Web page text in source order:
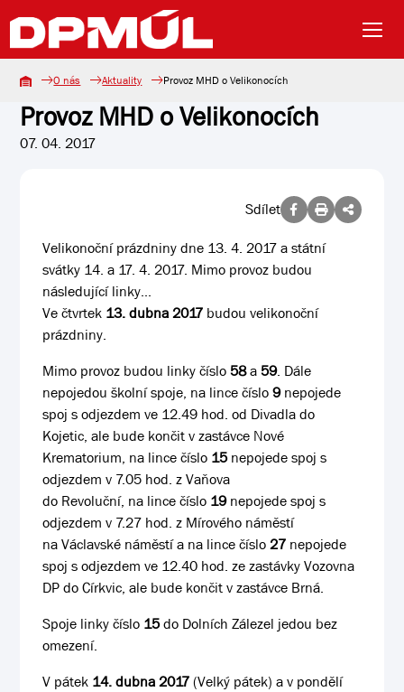
O nás Aktuality Provoz MHD o Velikonocích
Provoz MHD o Velikonocích
07. 04. 2017
Sdílet
Velikonoční prázdniny dne 13. 4. 2017 a státní
svátky 14. a 17. 4. 2017. Mimo provoz budou
následující linky...
Ve čtvrtek 13. dubna 2017 budou velikonoční
prázdniny.
Mimo provoz budou linky číslo58a59. Dále
nepojedou školní spoje, na lince číslo9nepojede
spoj s odjezdem ve 12.49 hod. od Divadla do
Kojetic, ale bude končit v zastávce Nové
Krematorium, na lince číslo 15nepojede spoj s
odjezdem v 7.05 hod. z Vaňova
do Revoluční, na lince číslo 19nepojede spoj s
odjezdem v 7.27 hod. z Mírového náměstí
na Václavské náměstí a na lince číslo27 nepojede
spoj s odjezdem ve 12.40 hod. ze zastávky Vozovna
DP do Církvic, ale bude končit v zastávce Brná.
Spoje linky číslo 15do Dolních Zálezel jedou bez
omezení.
V pátek 14. dubna 2017(Velký pátek) a v pondělí